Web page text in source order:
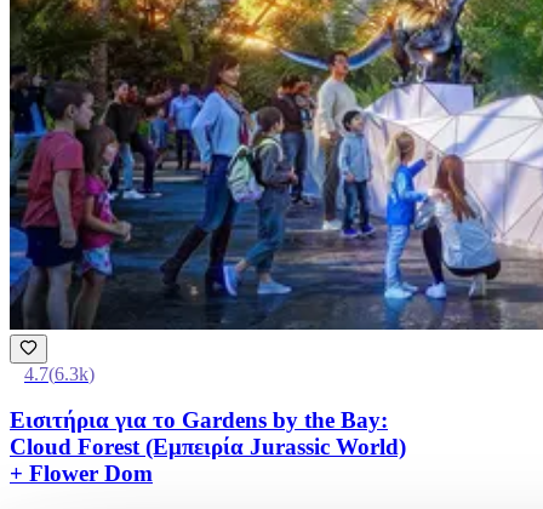
4.7(6.3k)
Εισιτήρια για το Gardens by the Bay:
Cloud Forest (Εμπειρία Jurassic World)
+ Flower Dom